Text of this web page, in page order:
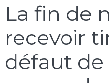
La fin de
recevoir
défaut de